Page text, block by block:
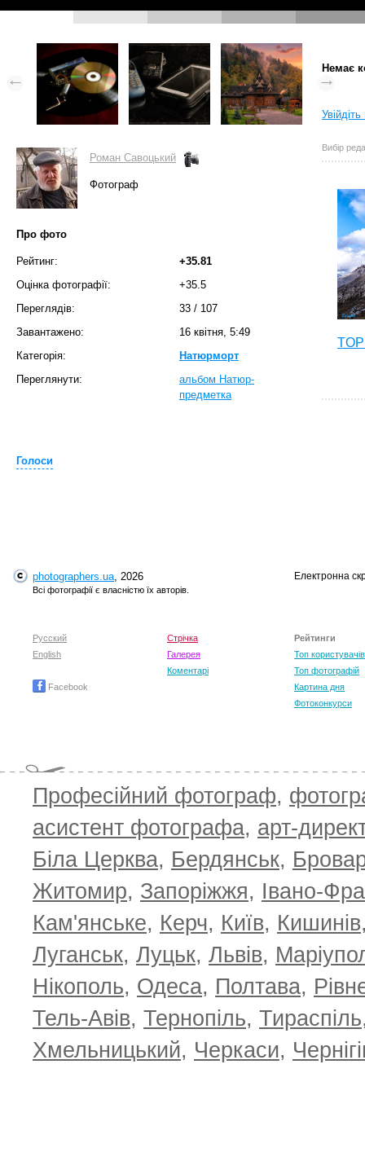
Роман Савоцький
Фотограф
Про фото
Рейтинг:
+35.81
Оцінка фотографії:
+35.5
Переглядів:
33 / 107
Завантажено:
16 квітня, 5:49
Категорія:
Натюрморт
Переглянути:
альбом Натюр-
предметка
Голоси
Немає
Вибір
photographers.ua, 2026
Всі фотографії є власністю їх авторів.
Електронна
Русский
English
Facebook
Стрічка
Галерея
Коментарі
Рейтинги
Топ користувачів
Топ фотографій
Картина дня
Фотоконкурси
Професійний фотограф,
асистент фотографа, арт-
Біла Церква, Бердянськ,
Житомир, Запоріжжя, Івано-
Кам'янське, Керч, Київ, Кишинів
Луганськ, Луцьк, Львів,
Нікополь, Одеса, Полтава,
Тель-Авів, Тернопіль, Тираспіль
Хмельницький, Черкаси,